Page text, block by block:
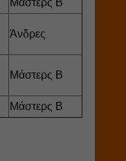
Μάστερς Β
Άνδρες
Μάστερς Β
Μάστερς Β